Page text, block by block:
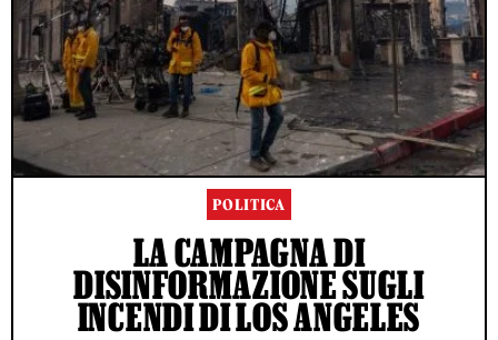
POLITICA
LA CAMPAGNA DI
DISINFORMAZIONE SUGLI
INCENDI DI LOS ANGELES